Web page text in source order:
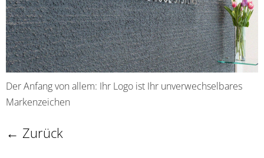
Der Anfang von allem: Ihr Logo ist Ihr unverwechselbares
Markenzeichen
← Zurück